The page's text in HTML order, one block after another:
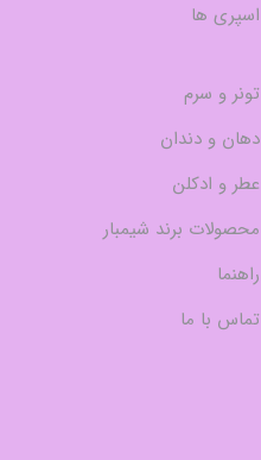
اسپری ها
تونر و سرم
دهان و دندان
عطر و ادکلن
محصولات برند شیمبار
راهنما
تماس با ما